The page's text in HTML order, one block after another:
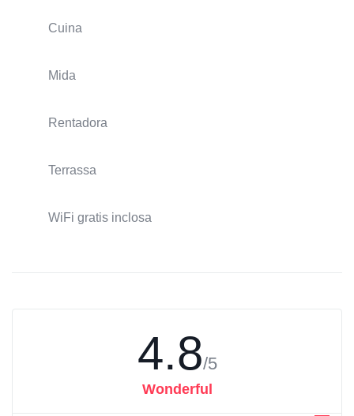
Cuina
Mida
Rentadora
Terrassa
WiFi gratis inclosa
4.8/5
Wonderful